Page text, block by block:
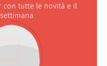
con tutte le novità e il